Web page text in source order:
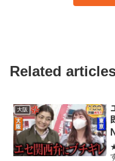
Related
大阪